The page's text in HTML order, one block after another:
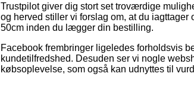
Trustpilot giver dig stort set troværdige
og herved stiller vi forslag om, at du
50cm inden du lægger din bestilling.
Facebook frembringer ligeledes forholdsvis
kundetilfredshed. Desuden ser vi nogle
købsoplevelse, som også kan udnyttes til